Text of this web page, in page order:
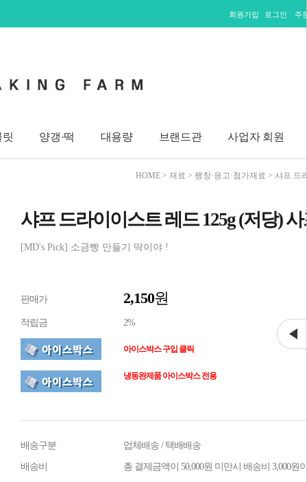
회원가입 로그인 주
릿 양갱·떡 대용량 브랜드관 사업자 회원
HOME > 재료 > 팽창·응고·첨가재료 > 샤프 드
샤프 드라이이스트 레드 125g (저당)
[MD's Pick] 소금빵 만들기 딱이야 !
판매가 2,150원
적립금 2%
아이스박스 구입 클릭
냉동완제품 아이스박스 전용
배송구분 업체배송 / 택배배송
배송비 총 결제금액이 50,000원 미만시 배송비 3,000원